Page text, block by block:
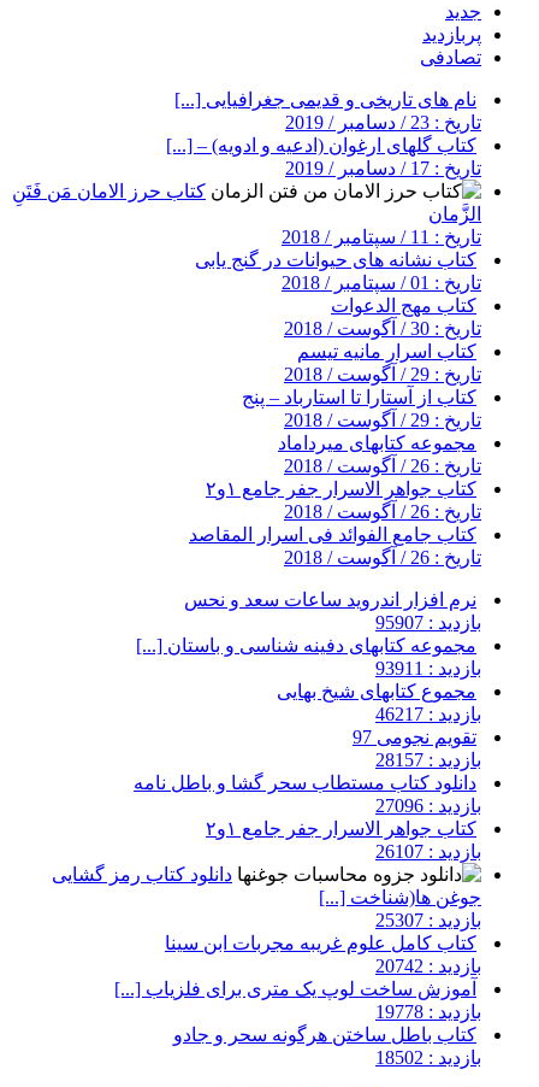
جدید
پربازدید
تصادفی
نام های تاریخی و قدیمی جغرافیایی [...]
تاریخ : 23 / دسامبر / 2019
کتاب گلهای ارغوان (ادعیه و ادویه) – [...]
تاریخ : 17 / دسامبر / 2019
کتاب حرز الامان مَن فَتَنِ
الزَّمان
تاریخ : 11 / سپتامبر / 2018
کتاب نشانه های حیوانات در گنج یابی
تاریخ : 01 / سپتامبر / 2018
کتاب مهج الدعوات
تاریخ : 30 / آگوست / 2018
کتاب اسرار مانیه تیسم
تاریخ : 29 / آگوست / 2018
کتاب از آستارا تا استارباد – پنج
تاریخ : 29 / آگوست / 2018
مجموعه کتابهای میرداماد
تاریخ : 26 / آگوست / 2018
کتاب جواهر الاسرار جفر جامع ۱و۲
تاریخ : 26 / آگوست / 2018
کتاب جامع الفوائد فی اسرار المقاصد
تاریخ : 26 / آگوست / 2018
نرم افزار اندروید ساعات سعد و نحس
بازدید : 95907
مجموعه کتابهای دفینه شناسی و باستان [...]
بازدید : 93911
مجموع کتابهای شیخ بهایی
بازدید : 46217
تقویم نجومی 97
بازدید : 28157
دانلود کتاب مستطاب سحر گشا و باطل نامه
بازدید : 27096
کتاب جواهر الاسرار جفر جامع ۱و۲
بازدید : 26107
دانلود کتاب رمز گشایی
جوغن ها(شناخت [...]
بازدید : 25307
کتاب کامل علوم غریبه مجربات ابن سینا
بازدید : 20742
آموزش ساخت لوپ یک متری برای فلزیاب [...]
بازدید : 19778
کتاب باطل ساختن هرگونه سحر و جادو
بازدید : 18502